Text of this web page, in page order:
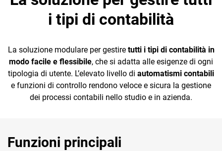
CRM
Ecommerce
Email Marketing
Financial Solutions
AI e
Automazione
Contabile
i tipi di contabilità
La soluzione modulare per gestire tutti i tipi di contabilità in
modo facile e flessibile, che si adatta alle esigenze di ogni
tipologia di utente. L’elevato livello di automatismi contabili
e funzioni di controllo rendono veloce e sicura la gestione
dei processi contabili nello studio e in azienda.
Funzioni principali